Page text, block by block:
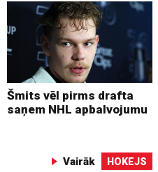
Šmits vēl pirms drafta
saņem NHL apbalvojumu
Vairāk HOKEJS